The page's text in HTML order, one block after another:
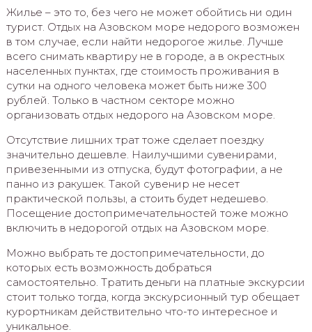
Жилье – это то, без чего не может обойтись ни один
турист. Отдых на Азовском море недорого возможен
в том случае, если найти недорогое жилье. Лучше
всего снимать квартиру не в городе, а в окрестных
населенных пунктах, где стоимость проживания в
сутки на одного человека может быть ниже 300
рублей. Только в частном секторе можно
организовать отдых недорого на Азовском море.
Отсутствие лишних трат тоже сделает поездку
значительно дешевле. Наилучшими сувенирами,
привезенными из отпуска, будут фотографии, а не
панно из ракушек. Такой сувенир не несет
практической пользы, а стоить будет недешево.
Посещение достопримечательностей тоже можно
включить в недорогой отдых на Азовском море.
Можно выбрать те достопримечательности, до
которых есть возможность добраться
самостоятельно. Тратить деньги на платные экскурсии
стоит только тогда, когда экскурсионный тур обещает
курортникам действительно что-то интересное и
уникальное.